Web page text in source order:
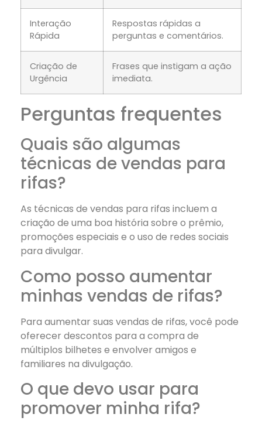
Interação
Rápida
Respostas rápidas a
perguntas e comentários.
Criação de
Urgência
Frases que instigam a ação
imediata.
Perguntas frequentes
Quais são algumas
técnicas de vendas para
rifas?
As técnicas de vendas para rifas incluem a
criação de uma boa história sobre o prêmio,
promoções especiais e o uso de redes sociais
para divulgar.
Como posso aumentar
minhas vendas de rifas?
Para aumentar suas vendas de rifas, você pode
oferecer descontos para a compra de
múltiplos bilhetes e envolver amigos e
familiares na divulgação.
O que devo usar para
promover minha rifa?